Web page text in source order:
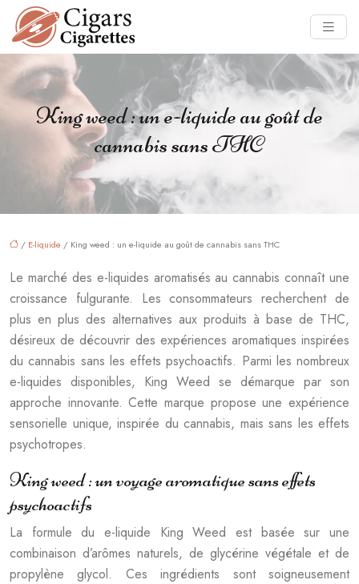
King weed : un e-liquide au goût de
cannabis sans THC
/ E-liquide / King weed : un e-liquide au goût de cannabis sans THC
Le marché des e-liquides aromatisés au cannabis connaît une
croissance fulgurante. Les consommateurs recherchent de
plus en plus des alternatives aux produits à base de THC,
désireux de découvrir des expériences aromatiques inspirées
du cannabis sans les effets psychoactifs. Parmi les nombreux
e-liquides disponibles, King Weed se démarque par son
approche innovante. Cette marque propose une expérience
sensorielle unique, inspirée du cannabis, mais sans les effets
psychotropes.
King weed : un voyage aromatique sans effets
psychoactifs
La formule du e-liquide King Weed est basée sur une
combinaison d’arômes naturels, de glycérine végétale et de
propylène glycol. Ces ingrédients sont soigneusement